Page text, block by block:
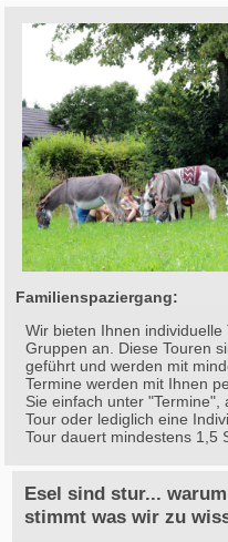
Familienspaziergang:
Wir bieten Ihnen
Gruppen an. Diese Touren
geführt und werden mit
Termine werden mit Ihnen
Sie einfach unter "Termine",
Tour oder lediglich eine
Tour dauert mindestens 1,5
Esel sind stur...
stimmt was wir zu